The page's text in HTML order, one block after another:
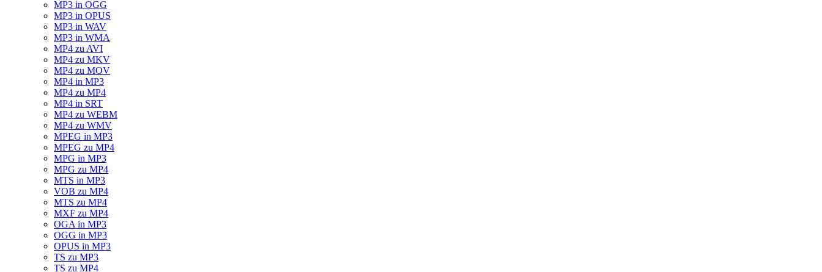
MP3 in OGG
MP3 in OPUS
MP3 in WAV
MP3 in WMA
MP4 zu AVI
MP4 zu MKV
MP4 zu MOV
MP4 in MP3
MP4 zu MP4
MP4 in SRT
MP4 zu WEBM
MP4 zu WMV
MPEG in MP3
MPEG zu MP4
MPG in MP3
MPG zu MP4
MTS in MP3
VOB zu MP4
MTS zu MP4
MXF zu MP4
OGA in MP3
OGG in MP3
OPUS in MP3
TS zu MP3
TS zu MP4